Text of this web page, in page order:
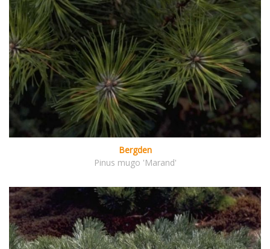
Bergden
Pinus mugo 'Marand'